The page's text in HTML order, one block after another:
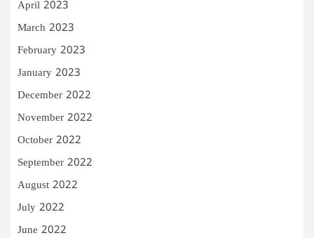
April 2023
March 2023
February 2023
January 2023
December 2022
November 2022
October 2022
September 2022
August 2022
July 2022
June 2022